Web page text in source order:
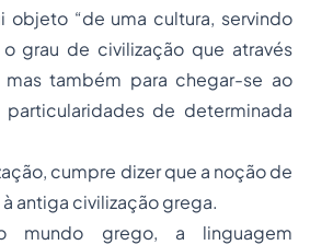
objeto “de uma cultura, servindo
grau de civilização que através
também para chegar-se ao
de determinada
cumpre dizer que a noção de
antiga civilização grega.
mundo grego, a linguagem